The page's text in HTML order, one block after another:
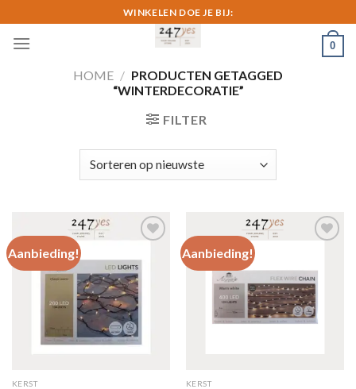
to
content
WINKELEN DOE JE BIJ:
0
HOME / PRODUCTEN GETAGGED
“WINTERDECORATIE”
FILTER
Aanbieding!
aan
verlanglijst
KERST
Aanbieding!
verlanglijst
KERST